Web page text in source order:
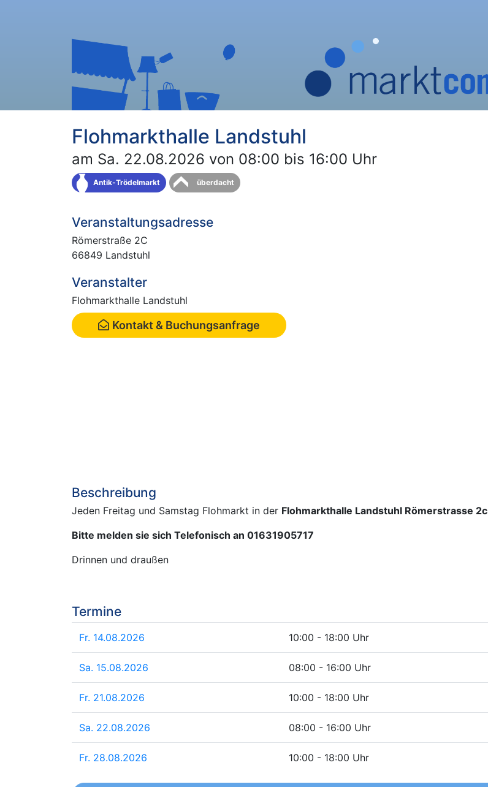
Flohmarkthalle Landstuhl
am Sa. 22.08.2026 von 08:00 bis 16:00 Uhr
Antik-Trödelmarkt überdacht
Veranstaltungsadresse
Römerstraße 2C
66849 Landstuhl
Veranstalter
Flohmarkthalle Landstuhl
Kontakt & Buchungsanfrage
Beschreibung
Jeden Freitag und Samstag Flohmarkt in der Flohmarkthalle Landstuhl Römerstrasse 2c
Bitte melden sie sich Telefonisch an 01631905717
Drinnen und draußen
Termine
Fr. 14.08.2026 10:00 - 18:00 Uhr
Sa. 15.08.2026 08:00 - 16:00 Uhr
Fr. 21.08.2026 10:00 - 18:00 Uhr
Sa. 22.08.2026 08:00 - 16:00 Uhr
Fr. 28.08.2026 10:00 - 18:00 Uhr